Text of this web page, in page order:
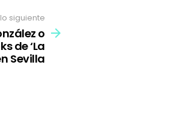
siguiente
o
de ‘La
Sevilla